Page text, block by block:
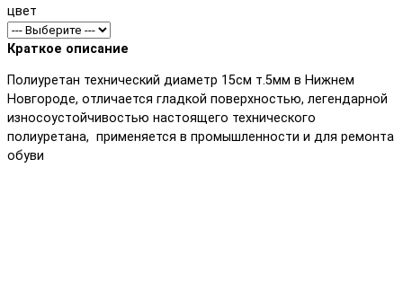
цвет
Краткое описание
Полиуретан технический диаметр 15см т.5мм в Нижнем
Новгороде, отличается гладкой поверхностью, легендарной
износоустойчивостью настоящего технического
полиуретана, применяется в промышленности и для ремонта
обуви